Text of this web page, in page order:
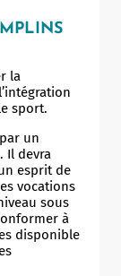
la
sport.
un
Il devra
esprit de
vocations
sous
à
disponible